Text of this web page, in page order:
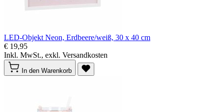
LED-Objekt Neon, Erdbeere/weiß, 30 x 40 cm
€ 19,95
Inkl. MwSt., exkl. Versandkosten
In den Warenkorb